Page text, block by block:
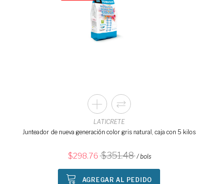
LATICRETE
Junteador de nueva generación color gris natural, caja con 5 kilos
298.76 351.48 / bols
AGREGAR AL PEDIDO